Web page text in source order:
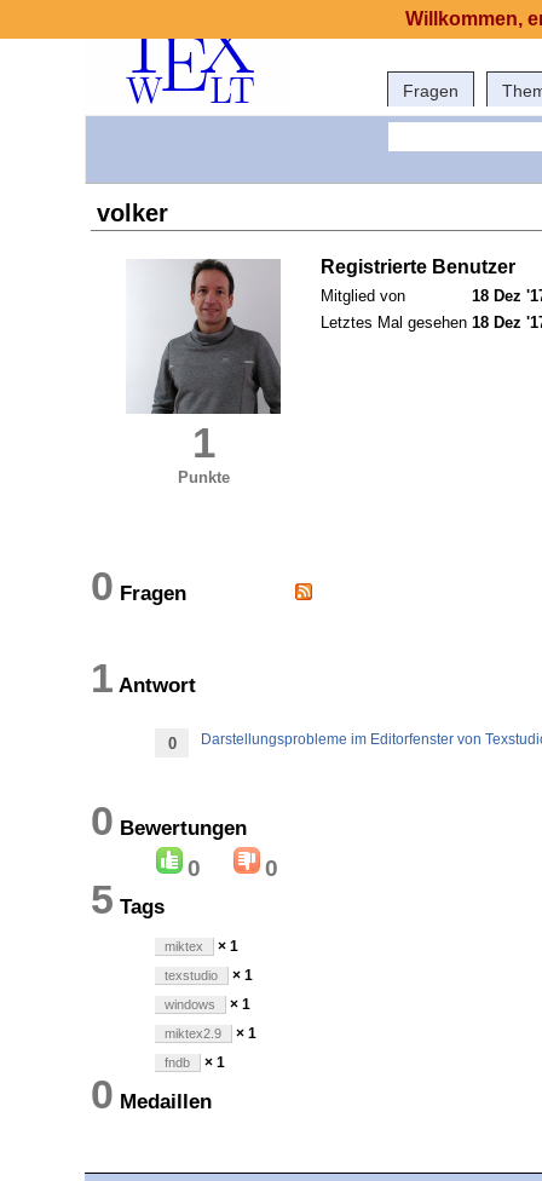
Fragen
volker
1
Punkte
Registrierte Benutzer
Mitglied von
18 Dez
Letztes Mal gesehen 18 Dez
0 Fragen
1 Antwort
0 Darstellungsprobleme im Editorfenster von
0 Bewertungen
0 0
5 Tags
miktex × 1
texstudio × 1
windows × 1
miktex2.9 × 1
fndb × 1
0 Medaillen
Willkommen,